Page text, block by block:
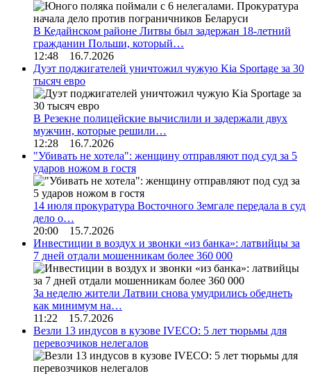
В Кедайнском районе Литвы был задержан 18-летний
гражданин Польши, который…
12:48 16.7.2026
Дуэт поджигателей уничтожил чужую Kia Sportage за 30
тысяч евро
В Резекне полицейские вычислили и задержали двух
мужчин, которые решили…
12:28 16.7.2026
"Убивать не хотела": женщину отправляют под суд за 5
ударов ножом в гостя
14 июля прокуратура Восточного Земгале передала в суд
дело о…
20:00 15.7.2026
Инвестиции в воздух и звонки «из банка»: латвийцы за
7 дней отдали мошенникам более 360 000
За неделю жители Латвии снова умудрились обеднеть
как минимум на…
11:22 15.7.2026
Везли 13 индусов в кузове IVECO: 5 лет тюрьмы для
перевозчиков нелегалов